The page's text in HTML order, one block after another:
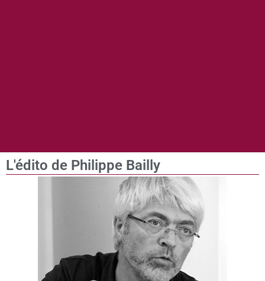
L'édito de Philippe Bailly